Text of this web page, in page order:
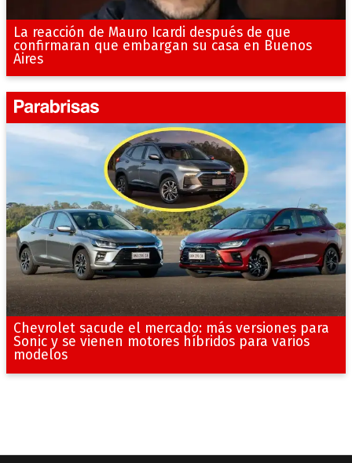
La reacción de Mauro Icardi después de que
confirmaran que embargan su casa en Buenos
Aires
Chevrolet sacude el mercado: más versiones para
Sonic y se vienen motores híbridos para varios
modelos